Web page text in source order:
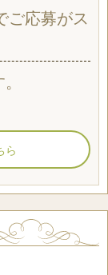
ご応募がス
ら